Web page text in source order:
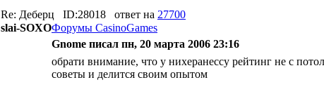
Re: Деберц ID:28018 ответ на 27700
slai-SOXOФорумы CasinoGames
Gnome писал пн, 20 марта 2006 23:16
обрати внимание, что у нихеранессу рейтинг не с
советы и делится своим опытом